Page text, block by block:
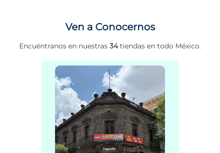
Ven a Conocernos
Encuéntranos en nuestras 34tiendas en todo México.